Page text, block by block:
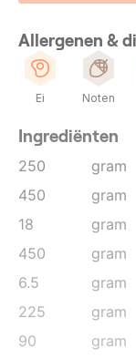
Allergenen &
Ei Noten
Ingrediënten
250 gram
450
gram
18
gram
450
gram
6.5
gram
225
gram
90
gram